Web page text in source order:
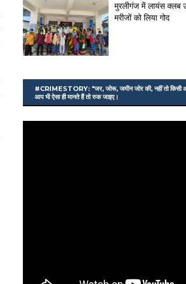
मुरलीगंज में लायंस क्लब
मरीजों को लिया गोद
#CRIMESTORY: "जर, जोरू, जमीन जोर की, नहीं तो किसी
आप भी ऐसा ही मानते हैं तो रुक जाइए।